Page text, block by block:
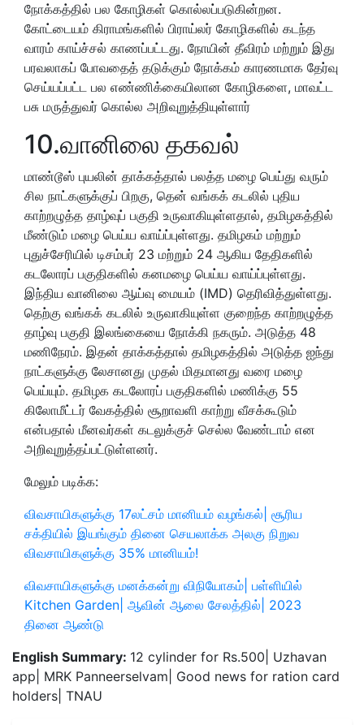
நோக்கத்தில் பல கோழிகள் கொல்லப்படுகின்றன.
கோட்டையம் கிராமங்களில் பிராய்லர் கோழிகளில் கடந்த
வாரம் காய்ச்சல் காணப்பட்டது. நோயின் தீவிரம் மற்றும் இது
பரவலாகப் போவதைத் தடுக்கும் நோக்கம் காரணமாக தேர்வு
செய்யப்பட்ட பல எண்ணிக்கையிலான கோழிகளை, மாவட்ட
பசு மருத்துவர் கொல்ல அறிவுறுத்தியுள்ளார்
10.வானிலை தகவல்
மாண்டூஸ் புயலின் தாக்கத்தால் பலத்த மழை பெய்து வரும்
சில நாட்களுக்குப் பிறகு, தென் வங்கக் கடலில் புதிய
காற்றழுத்த தாழ்வுப் பகுதி உருவாகியுள்ளதால், தமிழகத்தில்
மீண்டும் மழை பெய்ய வாய்ப்புள்ளது. தமிழகம் மற்றும்
புதுச்சேரியில் டிசம்பர் 23 மற்றும் 24 ஆகிய தேதிகளில்
கடலோரப் பகுதிகளில் கனமழை பெய்ய வாய்ப்புள்ளது.
இந்திய வானிலை ஆய்வு மையம் (IMD) தெரிவித்துள்ளது.
தெற்கு வங்கக் கடலில் உருவாகியுள்ள குறைந்த காற்றழுத்த
தாழ்வு பகுதி இலங்கையை நோக்கி நகரும். அடுத்த 48
மணிநேரம். இதன் தாக்கத்தால் தமிழகத்தில் அடுத்த ஐந்து
நாட்களுக்கு லேசானது முதல் மிதமானது வரை மழை
பெய்யும். தமிழக கடலோரப் பகுதிகளில் மணிக்கு 55
கிலோமீட்டர் வேகத்தில் சூறாவளி காற்று வீசக்கூடும்
என்பதால் மீனவர்கள் கடலுக்குச் செல்ல வேண்டாம் என
அறிவுறுத்தப்பட்டுள்ளனர்.
மேலும் படிக்க:
விவசாயிகளுக்கு 17லட்சம் மானியம் வழங்கல்| சூரிய
சக்தியில் இயங்கும் தினை செயலாக்க அலகு நிறுவ
விவசாயிகளுக்கு 35% மானியம்!
விவசாயிகளுக்கு மனக்கன்று விநியோகம்| பள்ளியில்
Kitchen Garden| ஆவின் ஆலை சேலத்தில்| 2023
தினை ஆண்டு
English Summary: 12 cylinder for Rs.500| Uzhavan
app| MRK Panneerselvam| Good news for ration card
holders| TNAU